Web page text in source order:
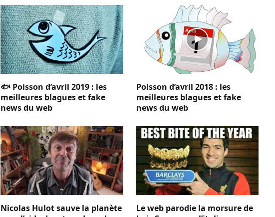
🐟 Poisson d’avril 2019 : les
meilleures blagues et fake
news du web
Poisson d’avril 2018 : les
meilleures blagues et fake
news du web
Nicolas Hulot sauve la planète
Le web parodie la morsure de